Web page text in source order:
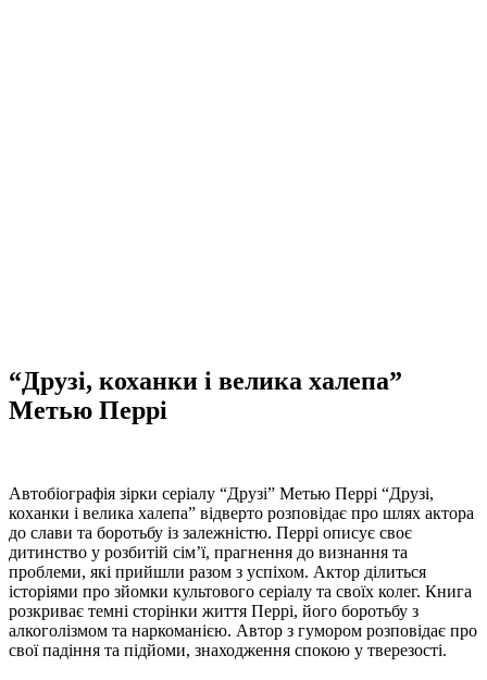
“Друзі, коханки і велика халепа”
Метью Перрі
Автобіографія зірки серіалу “Друзі” Метью Перрі “Друзі,
коханки і велика халепа” відверто розповідає про шлях актора
до слави та боротьбу із залежністю. Перрі описує своє
дитинство у розбитій сім’ї, прагнення до визнання та
проблеми, які прийшли разом з успіхом. Актор ділиться
історіями про зйомки культового серіалу та своїх колег. Книга
розкриває темні сторінки життя Перрі, його боротьбу з
алкоголізмом та наркоманією. Автор з гумором розповідає про
свої падіння та підйоми, знаходження спокою у тверезості.